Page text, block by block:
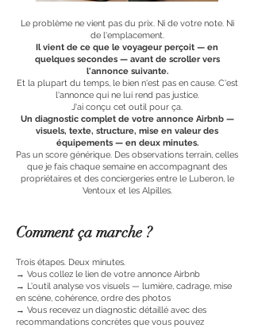
Le problème ne vient pas du prix. Ni de votre note. Ni
de l'emplacement.
Il vient de ce que le voyageur perçoit — en
quelques secondes — avant de scroller vers
l'annonce suivante.
Et la plupart du temps, le bien n'est pas en cause. C'est
l'annonce qui ne lui rend pas justice.
J'ai conçu cet outil pour ça.
Un diagnostic complet de votre annonce Airbnb —
visuels, texte, structure, mise en valeur des
équipements — en deux minutes.
Pas un score générique. Des observations terrain, celles
que je fais chaque semaine en accompagnant des
propriétaires et des conciergeries entre le Luberon, le
Ventoux et les Alpilles.
Comment ça marche ?
Trois étapes. Deux minutes.
→ Vous collez le lien de votre annonce Airbnb
→ L'outil analyse vos visuels — lumière, cadrage, mise
en scène, cohérence, ordre des photos
→ Vous recevez un diagnostic détaillé avec des
recommandations concrètes que vous pouvez